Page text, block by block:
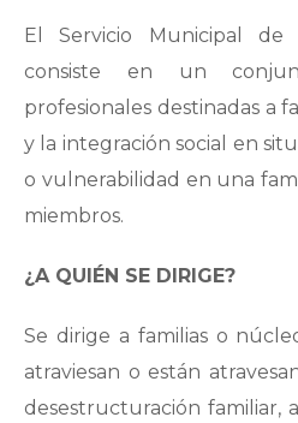
El Servicio Municipal de
consiste en un
profesionales destinadas a
y la integración social en
o vulnerabilidad en una
miembros.
¿A QUIÉN SE DIRIGE?
Se dirige a familias o
atraviesan o están
desestructuración familiar,